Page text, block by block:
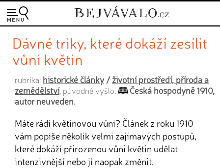
Dávné triky, které dokáží zesílit
vůni květin
rubrika: historické články/životní prostředí, příroda a
zemědělství, původně vyšlo:
Česká hospodyně 1910,
autor neuveden.
Máte rádi květinovou vůni? Článek z roku 1910
vám popíše několik velmi zajímavých postupů,
které dokáží přirozenou vůni květin udělat
intenzivnější nebo jí naopak změnit.